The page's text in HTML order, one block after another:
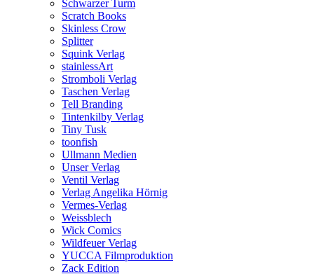
Schwarzer Turm
Scratch Books
Skinless Crow
Splitter
Squink Verlag
stainlessArt
Stromboli Verlag
Taschen Verlag
Tell Branding
Tintenkilby Verlag
Tiny Tusk
toonfish
Ullmann Medien
Unser Verlag
Ventil Verlag
Verlag Angelika Hörnig
Vermes-Verlag
Weissblech
Wick Comics
Wildfeuer Verlag
YUCCA Filmproduktion
Zack Edition